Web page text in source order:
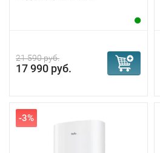
21 590 руб.
17 990 руб.
-3%